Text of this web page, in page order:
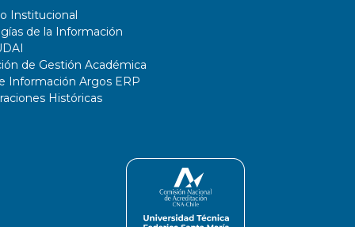
Institucional
de la Información
de Gestión Académica
Información Argos ERP
Históricas